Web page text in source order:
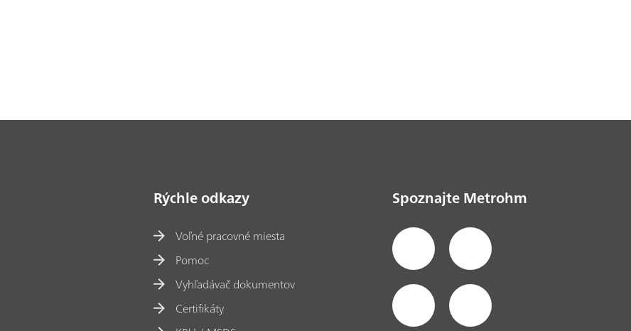
Rýchle odkazy
Voľné pracovné miesta
Pomoc
Vyhľadávač dokumentov
Certifikáty
Spoznajte Metrohm